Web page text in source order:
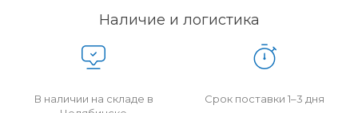
Наличие и логистика
В наличии на складе в
Срок поставки 1–3 дня